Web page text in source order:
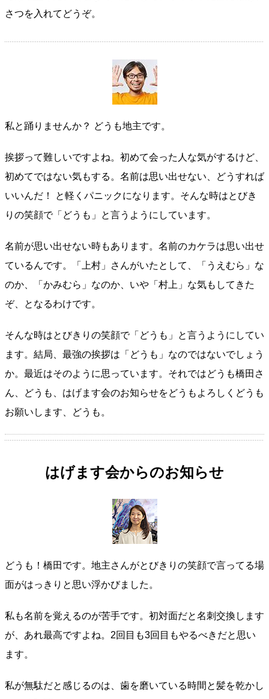
さつを入れてどうぞ。
私と踊りませんか？ どうも地主です。
挨拶って難しいですよね。初めて会った人な気がするけど、
初めてではない気もする。名前は思い出せない、どうすれば
いいんだ！ と軽くパニックになります。そんな時はとびき
りの笑顔で「どうも」と言うようにしています。
名前が思い出せない時もあります。名前のカケラは思い出せ
ているんです。「上村」さんがいたとして、「うえむら」な
のか、「かみむら」なのか、いや「村上」な気もしてきた
ぞ、となるわけです。
そんな時はとびきりの笑顔で「どうも」と言うようにしてい
ます。結局、最強の挨拶は「どうも」なのではないでしょう
か。最近はそのように思っています。それではどうも橋田さ
ん、どうも、はげます会のお知らせをどうもよろしくどうも
お願いします、どうも。
はげます会からのお知らせ
どうも！橋田です。地主さんがとびきりの笑顔で言ってる場
面がはっきりと思い浮かびました。
私も名前を覚えるのが苦手です。初対面だと名刺交換します
が、あれ最高ですよね。2回目も3回目もやるべきだと思い
ます。
私が無駄だと感じるのは、歯を磨いている時間と髪を乾かし